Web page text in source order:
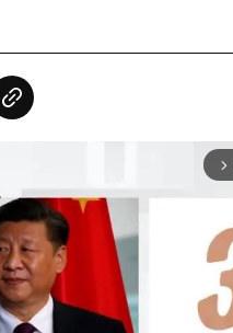
arrow_forward_ios